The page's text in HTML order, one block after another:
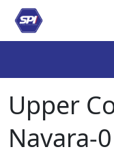
Upper
Navara-